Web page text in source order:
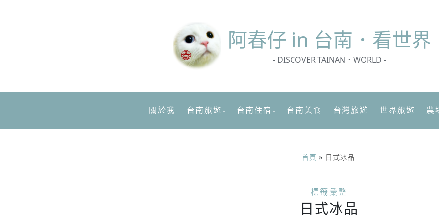
阿春仔 in 台南．看世界
- DISCOVER TAINAN．WORLD -
關於我 台南旅遊 台南住宿 台南美食 台灣旅遊 世界旅遊 農
首頁 » 日式冰品
標籤彙整
日式冰品